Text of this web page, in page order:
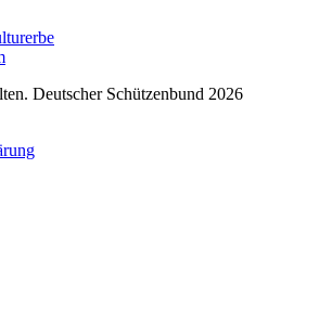
Deutscher Schützenbund 2026